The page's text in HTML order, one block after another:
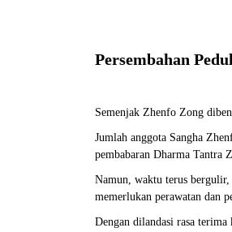
Persembahan
Semenjak Zhenfo Zong
Jumlah anggota Sangha
pembabaran Dharma Tantra
Namun, waktu terus
memerlukan perawatan dan
Dengan dilandasi rasa